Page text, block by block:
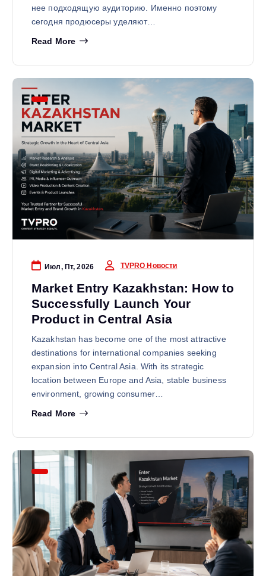
нее подходящую аудиторию. Именно поэтому
сегодня продюсеры уделяют…
Read More
Июл, Пт, 2026 TVPRO Новости
Market Entry Kazakhstan: How to
Successfully Launch Your
Product in Central Asia
Kazakhstan has become one of the most attractive
destinations for international companies seeking
expansion into Central Asia. With its strategic
location between Europe and Asia, stable business
environment, growing consumer…
Read More